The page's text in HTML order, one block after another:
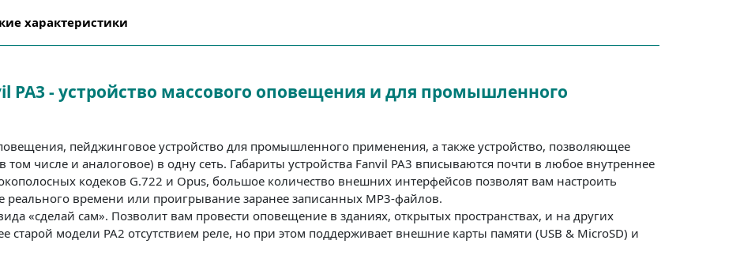
характеристики
PA3 - устройство массового оповещения и для промышленного
пейджинговое устройство для промышленного применения, а также устройство, позволяющее
числе и аналоговое) в одну сеть. Габариты устройства Fanvil PA3 вписываются почти в любое внутреннее
кодеков G.722 и Opus, большое количество внешних интерфейсов позволят вам настроить
реального времени или проигрывание заранее записанных MP3-файлов.
«сделай сам». Позволит вам провести оповещение в зданиях, открытых пространствах, и на других
старой модели PA2 отсутствием реле, но при этом поддерживает внешние карты памяти (USB & MicroSD) и